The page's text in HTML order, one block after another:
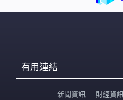
有用連結
新聞資訊 財經資